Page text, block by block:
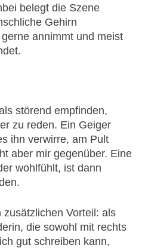
belegt die Szene
Gehirn
annimmt und meist
störend empfinden,
zu reden. Ein Geiger
ihn verwirre, am Pult
aber mir gegenüber. Eine
wohlfühlt, ist dann
Vorteil: als
die sowohl mit rechts
gut schreiben kann,